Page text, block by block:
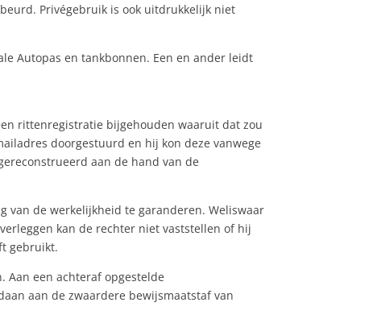
Privégebruik is ook uitdrukkelijk niet
Autopas en tankbonnen. Een en ander leidt
rittenregistratie bijgehouden waaruit dat zou
doorgestuurd en hij kon deze vanwege
aan de hand van de
van de werkelijkheid te garanderen. Weliswaar
kan de rechter niet vaststellen of hij
gebruikt.
Aan een achteraf opgestelde
aan de zwaardere bewijsmaatstaf van